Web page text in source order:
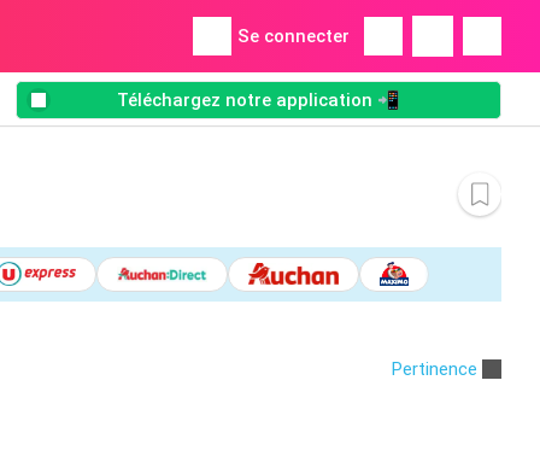
Se connecter
Téléchargez notre application 📲
Pertinence